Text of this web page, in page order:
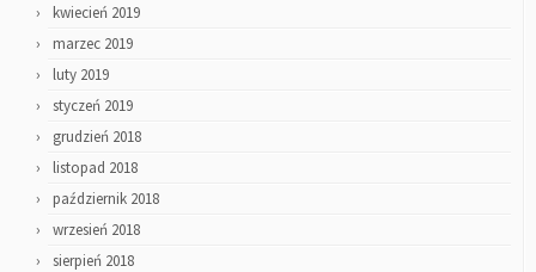
kwiecień 2019
marzec 2019
luty 2019
styczeń 2019
grudzień 2018
listopad 2018
październik 2018
wrzesień 2018
sierpień 2018